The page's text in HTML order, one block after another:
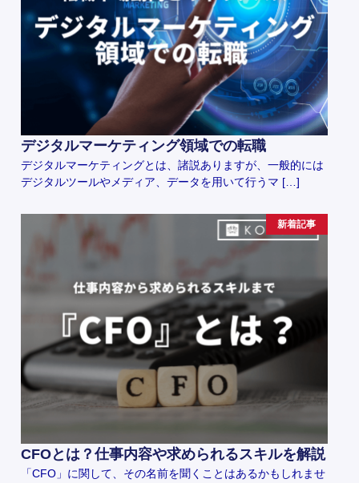
デジタルマーケティング領域での転職
デジタルマーケティングとは、諸説ありますが、一般的には
デジタルツールやメディア、データを用いて行うマ […]
新着記事
CFOとは？仕事内容や求められるスキルを解説
「CFO」に関して、その名前を聞くことはあるかもしれませ